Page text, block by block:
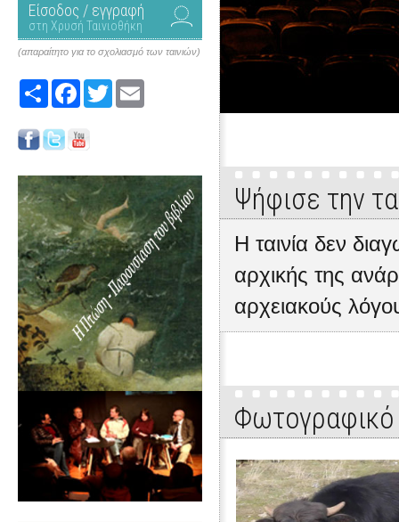
Είσοδος / εγγραφή
στη Χρυσή Ταινιοθήκη
(απαραίτητο για το σχολιασμό των ταινιών)
Share FacebookTwitter
Ψήφισε την
Η ταινία δεν
αρχικής της
αρχειακούς
Φωτογραφικό